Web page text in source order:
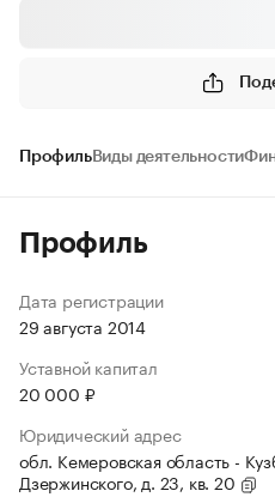
ПрофильВиды деятельности
Профиль
Дата регистрации
29 августа 2014
Уставной капитал
20 000 ₽
Юридический адрес
обл. Кемеровская область -
Дзержинского, д. 23, кв. 20